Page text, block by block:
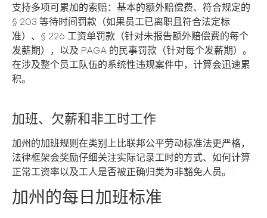
支持多项可累加的索赔：基本的额外赔偿费、符合规定的
§ 203 等待时间罚款（如果员工已离职且符合法定标
准）、§ 226 工资单罚款（针对未报告额外赔偿费的每个
发薪期），以及 PAGA 的民事罚款（针对每个发薪期）。
在涉及整个员工队伍的系统性违规案件中，计算会迅速累
积。.
加班、欠薪和非工时工作
加州的加班规则在类别上比联邦公平劳动标准法更严格，
法律框架会奖励仔细关注实际记录工时的方式、如何计算
正常工资率以及工人是否被正确归类为非豁免人员。.
加州的每日加班标准